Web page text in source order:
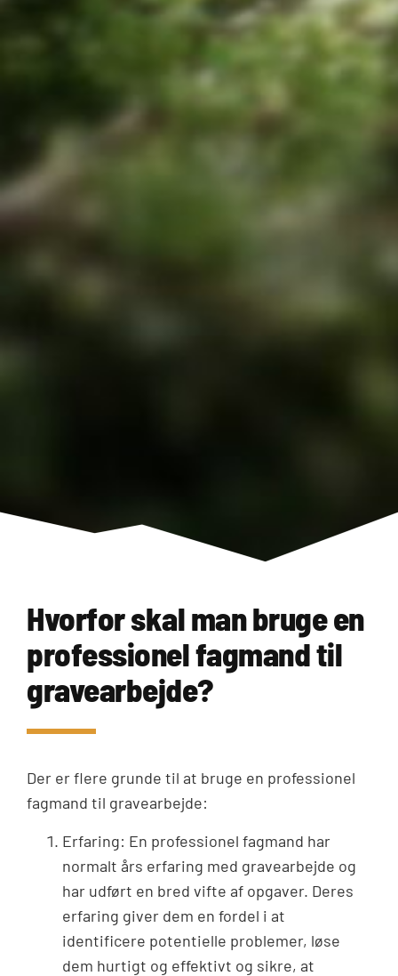
Hvorfor skal man bruge en
professionel fagmand til
gravearbejde?
Der er flere grunde til at bruge en professionel
fagmand til gravearbejde:
Erfaring: En professionel fagmand har
normalt års erfaring med gravearbejde og
har udført en bred vifte af opgaver. Deres
erfaring giver dem en fordel i at
identificere potentielle problemer, løse
dem hurtigt og effektivt og sikre, at